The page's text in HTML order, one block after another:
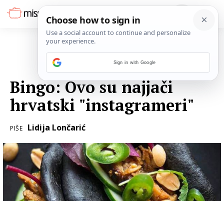
Bingo: Ovo su najjači
hrvatski "instagrameri"
PIŠE Lidija Lončarić
Sign in with Google